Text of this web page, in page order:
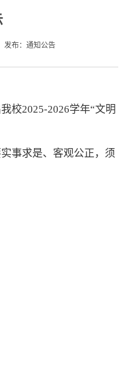
发布：通知公告
我校2025-2026学年“文明
事求是、客观公正，须